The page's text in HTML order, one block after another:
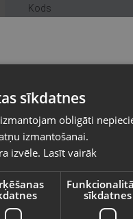
Kods
Telefona numurs:
Stāvoklis
Komplektācija
Piegādes veidi
izvēlētajā valodā
sīkdatnes
obligāti
izmantošanai.
izvēle. Lasīt vairāk
sīkdatnes